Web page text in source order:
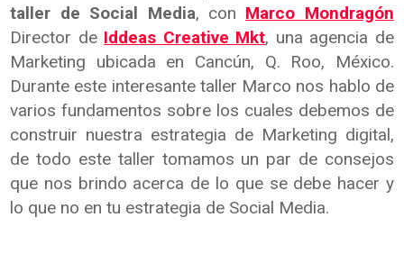
taller de Social Media, con Marco Mondragón
Director de Iddeas Creative Mkt, una agencia de
Marketing ubicada en Cancún, Q. Roo, México.
Durante este interesante taller Marco nos hablo de
varios fundamentos sobre los cuales debemos de
construir nuestra estrategia de Marketing digital,
de todo este taller tomamos un par de consejos
que nos brindo acerca de lo que se debe hacer y
lo que no en tu estrategia de Social Media.